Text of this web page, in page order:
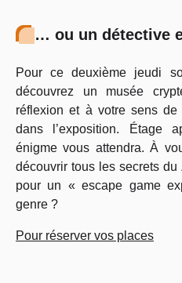
… ou un détective
Pour ce deuxième jeudi
découvrez un musée
réflexion et à votre sens de
dans l’exposition. Étage
énigme vous attendra. À
découvrir tous les secrets
pour un « escape game
genre ?
Pour réserver vos places